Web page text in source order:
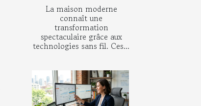
La maison moderne
connaît une
transformation
spectaculaire grâce aux
technologies sans fil. Ces...